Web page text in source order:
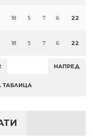
18 5 7 6 22
18 5 7 6 22
НАПРЕД
ТАБЛИЦА